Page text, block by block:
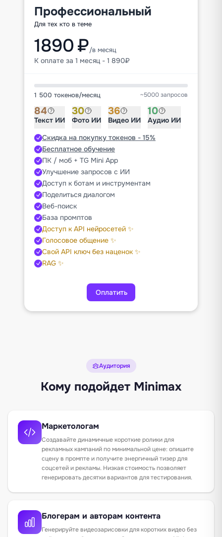
Профессиональный
Для тех кто в теме
1890 ₽/в месяц
К оплате за 1 месяц - 1 890₽
1 500 токенов/месяц ~5000 запросов
84
Текст ИИ
30
Фото ИИ
36
Видео ИИ
10
Аудио ИИ
Скидка на покупку токенов - 15%
Бесплатное обучение
ПК / моб + TG Mini App
Улучшение запросов с ИИ
Доступ к ботам и инструментам
Поделиться диалогом
Веб-поиск
База промптов
Доступ к API нейросетей ✨
Голосовое общение ✨
Свой API ключ без наценок ✨
RAG ✨
Оплатить
Аудитория
Кому подойдет Minimax
Маркетологам
Создавайте динамичные короткие ролики для
рекламных кампаний по минимальной цене: опишите
сцену в промпте и получите энергичный тизер для
соцсетей и рекламы. Низкая стоимость позволяет
генерировать десятки вариантов для тестирования.
Блогерам и авторам контента
Генерируйте видеозарисовки для коротких видео без